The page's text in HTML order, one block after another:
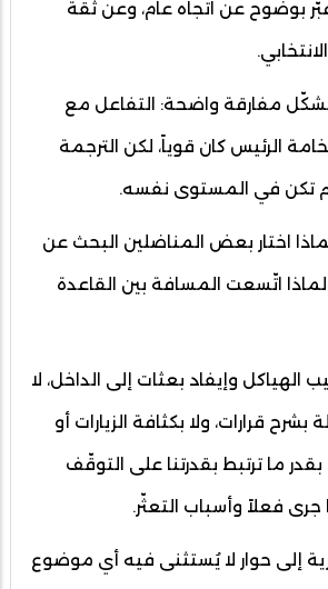
بوضوح عن اتجاه عام، وعن ثقة
مفارقة واضحة: التفاعل مع
الرئيس كان قوياً، لكن الترجمة
لم تكن في المستوى نفسه.
اختار بعض المناضلين البحث عن
اتّسعت المسافة بين القاعدة
الهياكل وإيفاد بعثات إلى الداخل، لا
قرارات، ولا بكثافة الزيارات أو
بقدر ما ترتبط بقدرتنا على التوقّف
فعلاً وأسباب التعثّر.
إلى حوار لا يُستثنى فيه أي موضوع